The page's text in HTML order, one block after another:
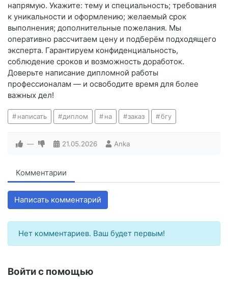
напрямую. Укажите: тему и специальность; требования
к уникальности и оформлению; желаемый срок
выполнения; дополнительные пожелания. Мы
оперативно рассчитаем цену и подберём подходящего
эксперта. Гарантируем конфиденциальность,
соблюдение сроков и возможность доработок.
Доверьте написание дипломной работы
профессионалам — и освободите время для более
важных дел!
написать диплом на заказ бгу
— 21.05.2026 Anka
Комментарии
Написать комментарий
Нет комментариев. Ваш будет первым!
Войти с помощью